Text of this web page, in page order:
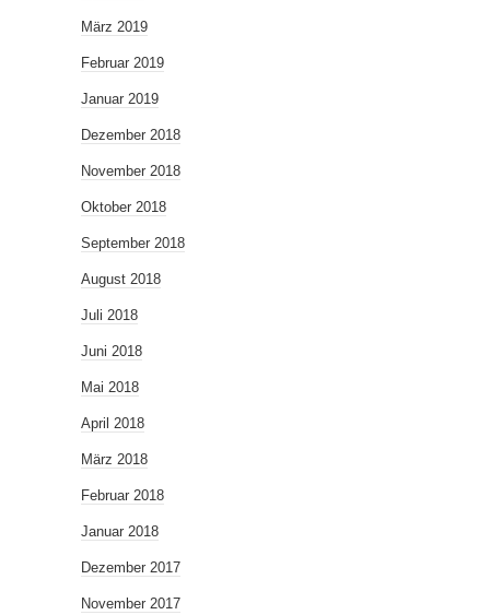
März 2019
Februar 2019
Januar 2019
Dezember 2018
November 2018
Oktober 2018
September 2018
August 2018
Juli 2018
Juni 2018
Mai 2018
April 2018
März 2018
Februar 2018
Januar 2018
Dezember 2017
November 2017